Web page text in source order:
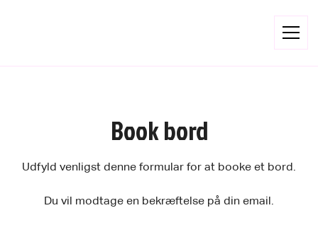
Book bord
Udfyld venligst denne formular for at booke et bord.
Du vil modtage en bekræftelse på din email.